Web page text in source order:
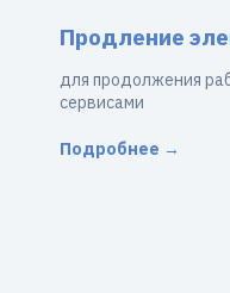
Продление
для продолжения
сервисами
Подробнее →